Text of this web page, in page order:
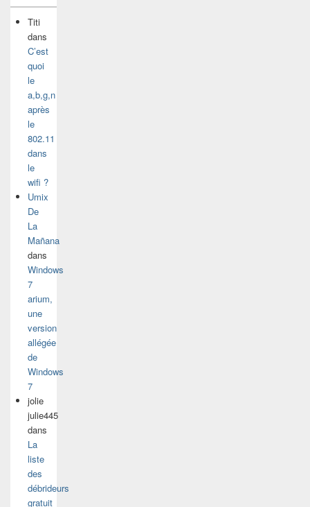
Titi
dans
C’est
quoi
le
a,b,g,n
après
le
802.11
dans
le
wifi ?
Umix
De
La
Mañana
dans
Windows
7
arium,
une
version
allégée
de
Windows
7
jolie
julie445
dans
La
liste
des
débrideurs
gratuit